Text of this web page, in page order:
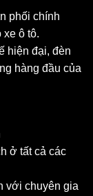
phối chính
xe ô tô.
hiện đại, đèn
hàng đầu của
ở tất cả các
với chuyên gia